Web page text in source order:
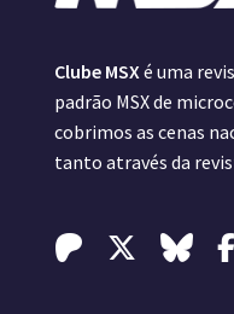
Clube MSXé uma
padrão MSX de
cobrimos as cenas
tanto através da